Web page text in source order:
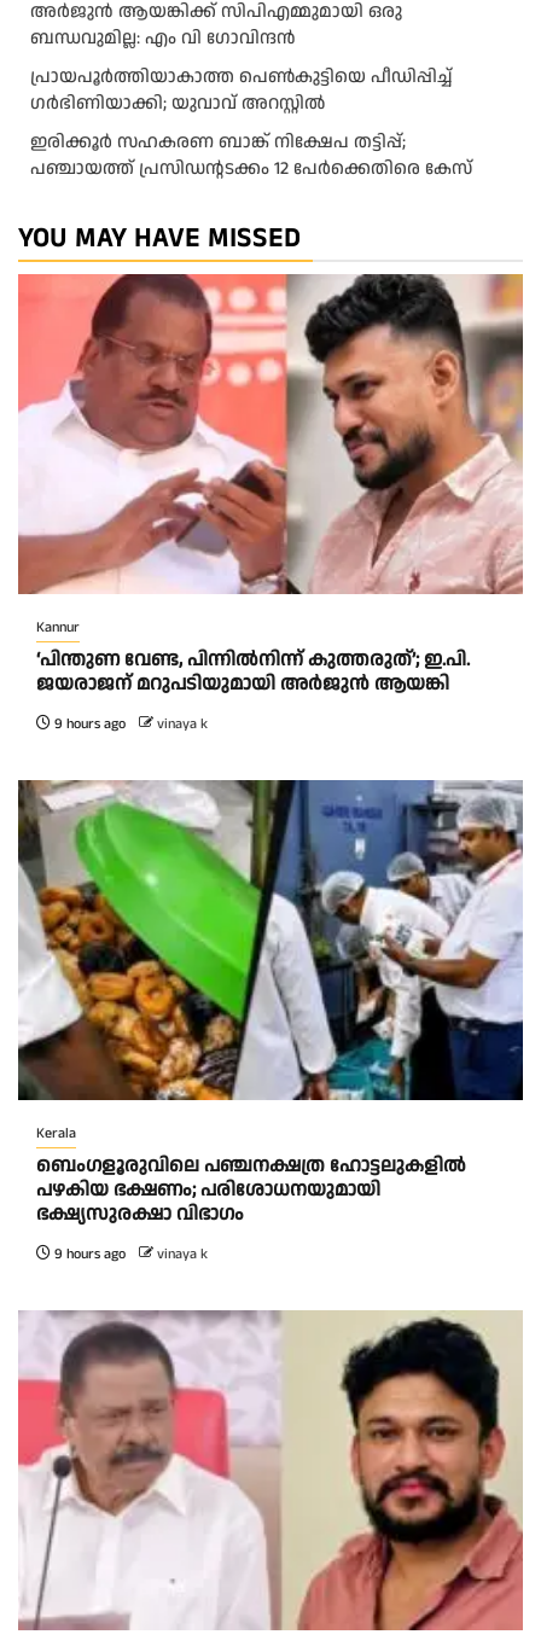
അര്‍ജുന്‍ ആയങ്കിക്ക് സിപിഎമ്മുമായി ഒരു
ബന്ധവുമില്ല: എം വി ഗോവിന്ദന്‍
പ്രായപൂർത്തിയാകാത്ത പെൺകുട്ടിയെ പീഡിപ്പിച്ച്
ഗർഭിണിയാക്കി; യുവാവ് അറസ്റ്റിൽ
ഇരിക്കൂർ സഹകരണ ബാങ്ക് നിക്ഷേപ തട്ടിപ്പ്;
പഞ്ചായത്ത് പ്രസിഡൻ്റടക്കം 12 പേർക്കെതിരെ കേസ്
YOU MAY HAVE MISSED
Kannur
‘പിന്തുണ വേണ്ട, പിന്നിൽനിന്ന് കുത്തരുത്’; ഇ.പി.
ജയരാജന് മറുപടിയുമായി അർജുൻ ആയങ്കി
9 hours ago vinaya k
Kerala
ബെംഗളൂരുവിലെ പഞ്ചനക്ഷത്ര ഹോട്ടലുകളിൽ
പഴകിയ ഭക്ഷണം; പരിശോധനയുമായി
ഭക്ഷ്യസുരക്ഷാ വിഭാഗം
9 hours ago vinaya k